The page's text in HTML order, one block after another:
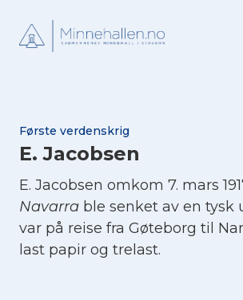
Første verdenskrig
E. Jacobsen
E. Jacobsen omkom 7. mars
Navarra ble senket av en tysk
var på reise fra Gøteborg til
last papir og trelast.